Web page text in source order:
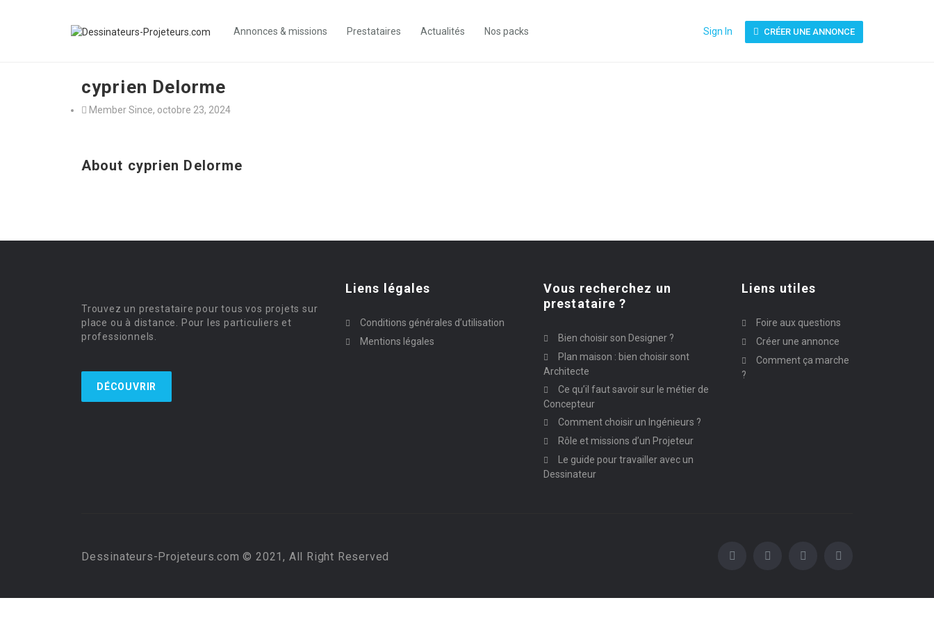
Annonces & missions Prestataires Actualités Nos packs Sign In CRÉER UNE ANNONCE
cyprien Delorme
Member Since, octobre 23, 2024
About cyprien Delorme
Trouvez un prestataire pour tous vos projets sur
place ou à distance. Pour les particuliers et
professionnels.
DÉCOUVRIR
Liens légales
Conditions générales d’utilisation
Mentions légales
Vous recherchez un
prestataire ?
Bien choisir son Designer ?
Plan maison : bien choisir sont
Architecte
Ce qu’il faut savoir sur le métier de
Concepteur
Comment choisir un Ingénieurs ?
Rôle et missions d’un Projeteur
Le guide pour travailler avec un
Dessinateur
Liens utiles
Foire aux questions
Créer une annonce
Comment ça marche
?
Dessinateurs-Projeteurs.com © 2021, All Right Reserved